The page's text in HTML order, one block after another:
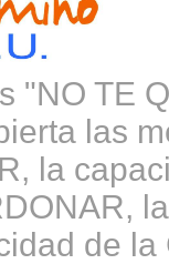
"NO TE
las
la
de la